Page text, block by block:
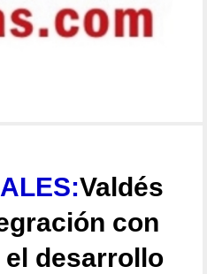
Valdés
con
el desarrollo